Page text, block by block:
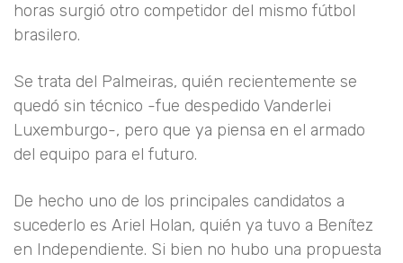
horas surgió otro competidor del mismo fútbol
brasilero.
Se trata del Palmeiras, quién recientemente se
quedó sin técnico -fue despedido Vanderlei
Luxemburgo-, pero que ya piensa en el armado
del equipo para el futuro.
De hecho uno de los principales candidatos a
sucederlo es Ariel Holan, quién ya tuvo a Benítez
en Independiente. Si bien no hubo una propuesta